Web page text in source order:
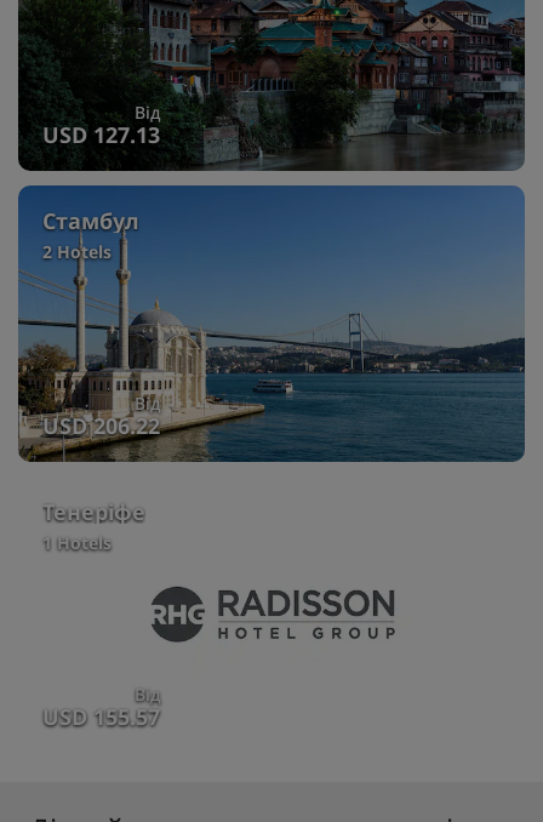
Від
USD 127.13
Стамбул
2 Hotels
Від
USD 206.22
Тенеріфе
1 Hotels
Від
USD 155.57